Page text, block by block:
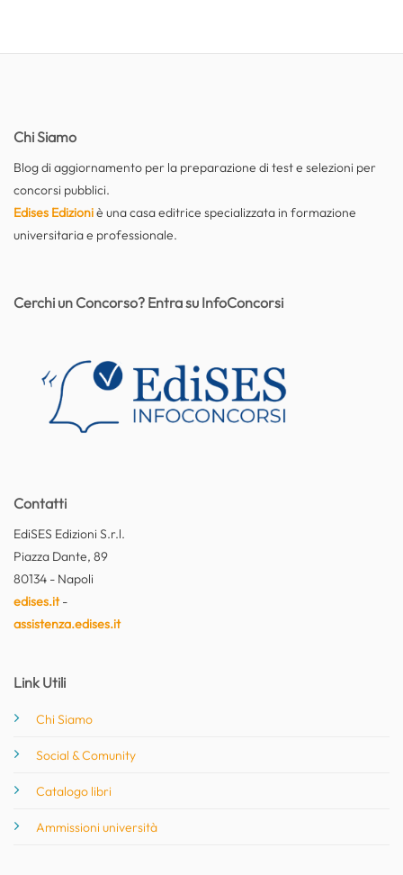
Chi Siamo
Blog di aggiornamento per la preparazione di test e selezioni per
concorsi pubblici.
Edises Edizioniè una casa editrice specializzata in formazione
universitaria e professionale.
Contatti
EdiSES Edizioni S.r.l.
Piazza Dante, 89
80134 - Napoli
edises.it-
assistenza.edises.it
Link Utili
Chi Siamo
Social & Comunity
Catalogo libri
Ammissioni università
Cerchi un Concorso? Entra su InfoConcorsi